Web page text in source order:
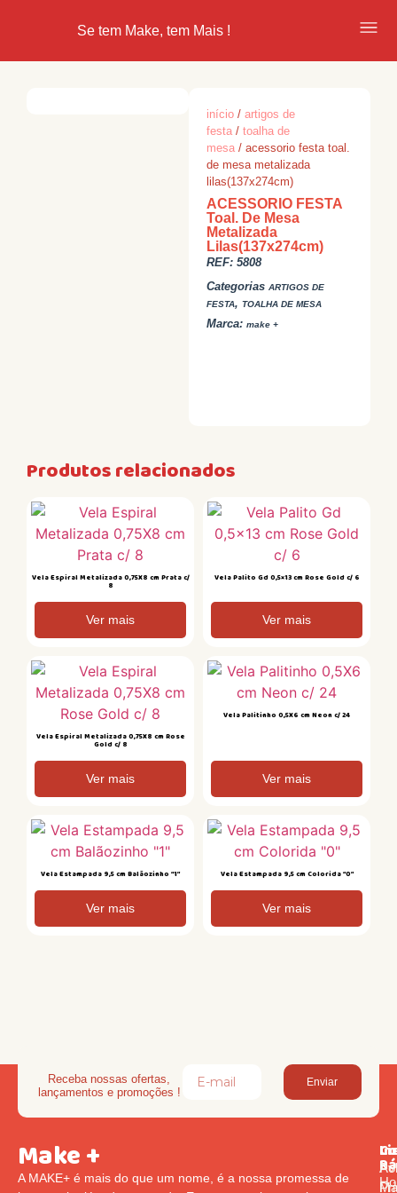
Se tem Make, tem Mais !
início /artigos de
festa /toalha de
mesa / acessorio festa toal.
de mesa metalizada
lilas(137x274cm)
ACESSORIO FESTA
Toal. De Mesa
Metalizada
Lilas(137x274cm)
REF:5808
Categorias ARTIGOS DE
FESTA,TOALHA DE MESA
Marca:make +
Produtos relacionados
Vela Espiral Metalizada 0,75X8 cm Prata c/
8
Ver mais
Vela Palito Gd 0,5×13 cm Rose Gold c/ 6
Ver mais
Vela Espiral Metalizada 0,75X8 cm Rose
Gold c/ 8
Ver mais
Vela Palitinho 0,5X6 cm Neon c/ 24
Ver mais
Vela Estampada 9,5 cm Balãozinho “1”
Ver mais
Vela Estampada 9,5 cm Colorida “0”
Ver mais
Receba nossas ofertas,
lançamentos e promoções !
Enviar
Make +
A MAKE+ é mais do que um nome, é a nossa promessa de
Av